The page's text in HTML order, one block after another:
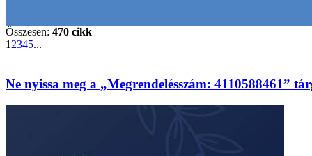
Összesen: 470 cikk
1 2345...
Ne nyissa meg a „Megrendelésszám: 4110588461”